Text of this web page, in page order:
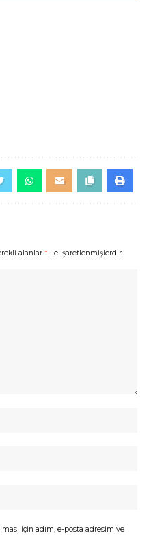
alanlar * ile işaretlenmişlerdir
için adım, e-posta adresim ve